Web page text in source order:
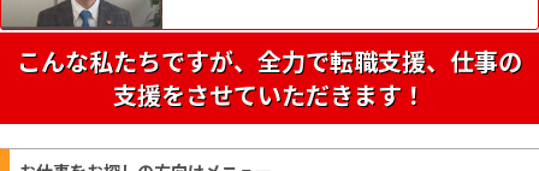
こんな私たちですが、全力で転職支援、仕事の
支援をさせていただきます！